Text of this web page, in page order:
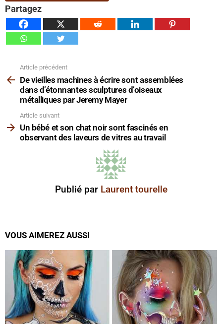
Partagez
plus
Article précédent
De vieilles machines à écrire sont assemblées
dans d’étonnantes sculptures d’oiseaux
métalliques par Jeremy Mayer
Article suivant
Un bébé et son chat noir sont fascinés en
observant des laveurs de vitres au travail
Publié par Laurent tourelle
VOUS AIMEREZ AUSSI